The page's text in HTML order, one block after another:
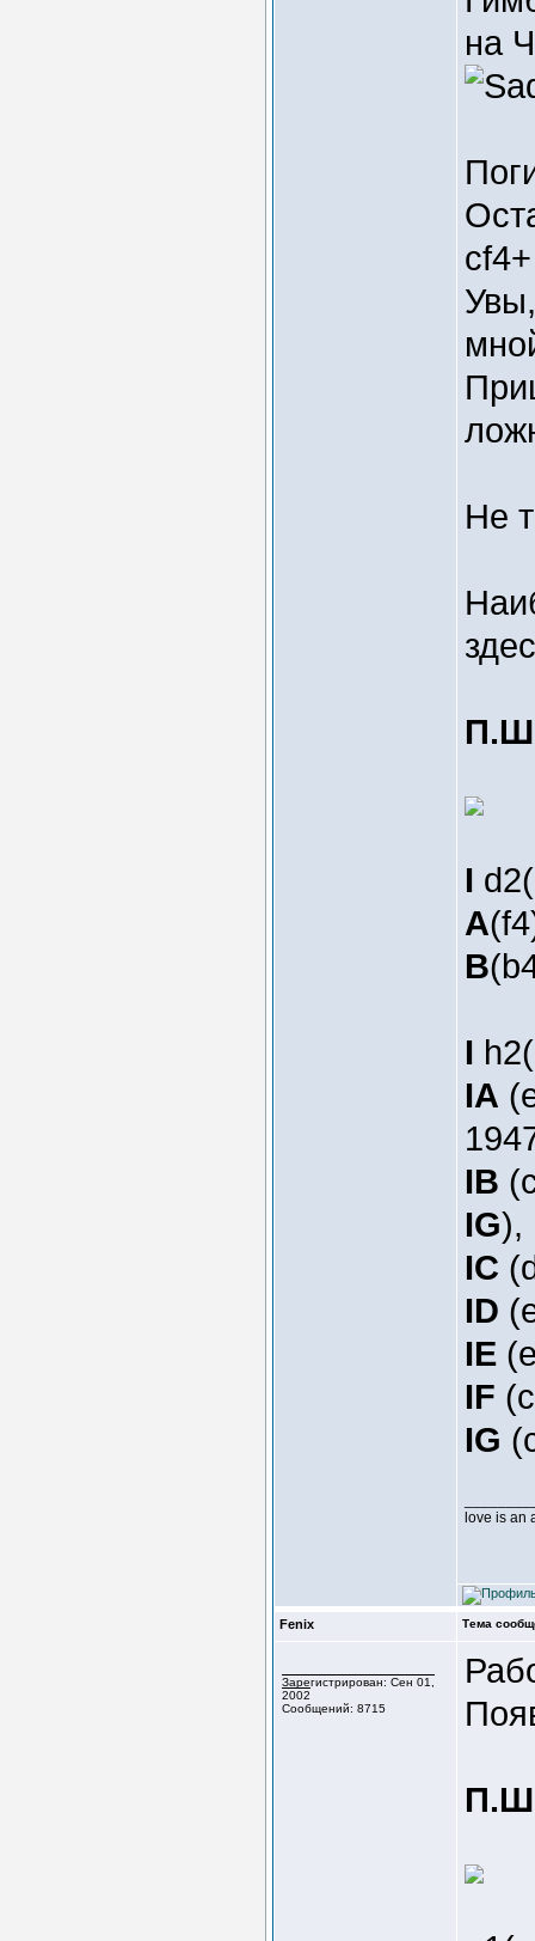
на
Не
I
A
B
I
IA
IB
IG),
IC
ID
IE
IF
IG
love is an
Fenix Тема
Зарегистрирован: Сен 01,
2002
Сообщений: 8715